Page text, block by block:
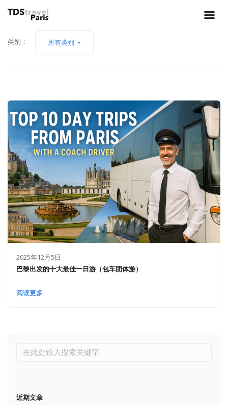
类别： 所有类别
2025年12月5日
巴黎出发的十大最佳一日游（包车团体游）
阅读更多
近期文章